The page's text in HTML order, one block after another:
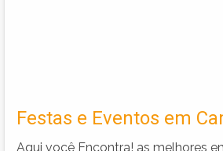
Festas e Eventos em
Aqui você Encontra! as melhores